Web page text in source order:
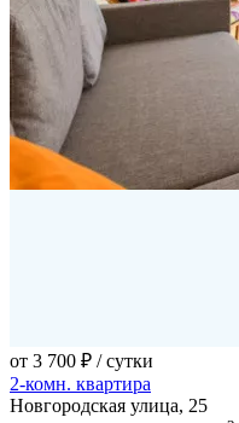
от 3 700 ₽ / сутки
2-комн. квартира
Новгородская улица, 25